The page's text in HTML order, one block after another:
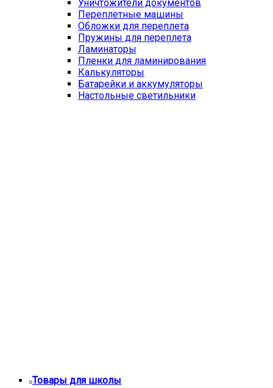
Уничтожители документов
Переплетные машины
Обложки для переплета
Пружины для переплета
Ламинаторы
Пленки для ламинирования
Калькуляторы
Батарейки и аккумуляторы
Настольные светильники
Товары для школы